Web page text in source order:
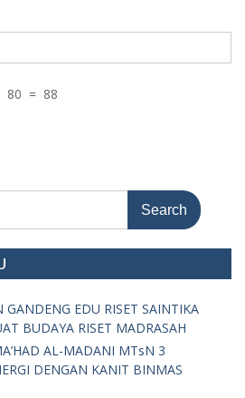
80 = 88
EDU RISET SAINTIKA
BUDAYA RISET MADRASAH
AL-MADANI MTsN 3
DENGAN KANIT BINMAS